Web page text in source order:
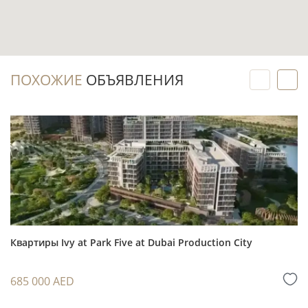
Инвестиционный потенциал
Покупка на этапе строительства позволяет
квартиры до передачи объекта в I квартале
2027 года.
Квартира с 1 спальней — понятный формат
для последующей аренды и для перепродажи
после готовности проекта.
Наличие балкона, террасы, парковки и
ценность лота при сравнении с
ПОХОЖИЕ ОБЪЯВЛЕНИЯ
Квартиры Ivy at Park Five at Dubai Production City
685 000 AED